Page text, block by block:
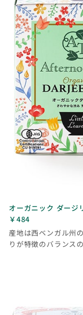
オーガニック ダージ
￥484
産地は西ベンガル州
りが特徴のバランス